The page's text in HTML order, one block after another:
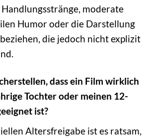
moderate
Humor oder die Darstellung
die jedoch nicht explizit
dass ein Film wirklich
Tochter oder meinen 12-
ist?
Altersfreigabe ist es ratsam,